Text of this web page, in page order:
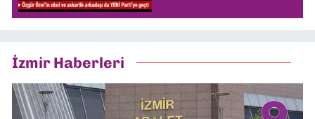
İzmir Haberleri